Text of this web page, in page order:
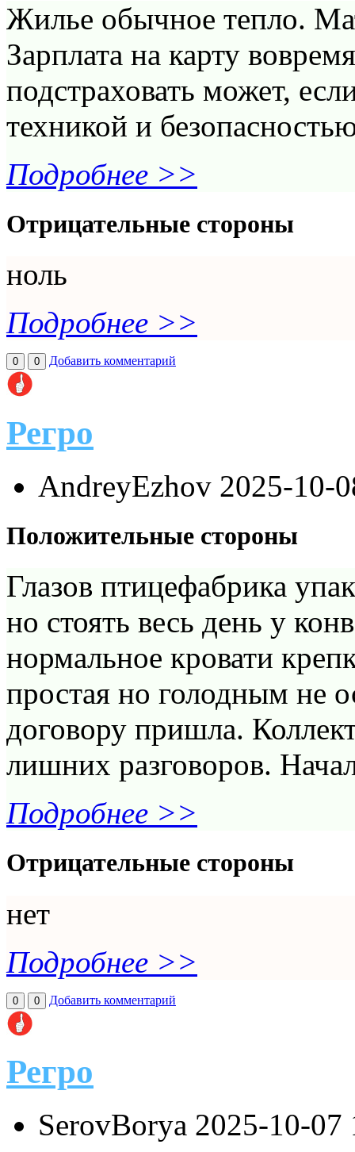
Жилье обычное тепло.
Зарплата на карту
подстраховать может,
техникой и
Подробнее >>
Отрицательные стороны
ноль
Подробнее >>
0 0 Добавить комментарий
Регро
AndreyEzhov 2025-10-
Положительные стороны
Глазов птицефабрика
но стоять весь день у
нормальное кровати
простая но голодным не
договору пришла.
лишних разговоров.
Подробнее >>
Отрицательные стороны
нет
Подробнее >>
0 0 Добавить комментарий
Регро
SerovBorya 2025-10-